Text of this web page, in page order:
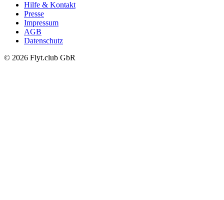
Hilfe & Kontakt
Presse
Impressum
AGB
Datenschutz
© 2026 Flyt.club GbR